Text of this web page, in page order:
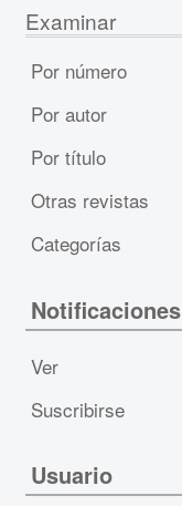
Examinar
Por número
Por autor
Por título
Otras revistas
Categorías
Notificaciones
Ver
Suscribirse
Usuario